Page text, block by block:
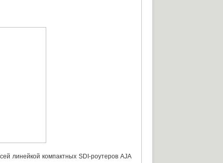
линейкой компактных SDI-роутеровAJA